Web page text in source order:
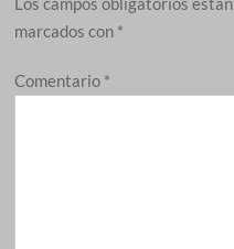
marcados con *
Comentario *